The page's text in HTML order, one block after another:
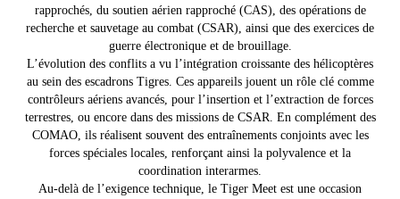
rapprochés, du soutien aérien rapproché (CAS), des opérations de
recherche et sauvetage au combat (CSAR), ainsi que des exercices de
guerre électronique et de brouillage.
L’évolution des conflits a vu l’intégration croissante des hélicoptères
au sein des escadrons Tigres. Ces appareils jouent un rôle clé comme
contrôleurs aériens avancés, pour l’insertion et l’extraction de forces
terrestres, ou encore dans des missions de CSAR. En complément des
COMAO, ils réalisent souvent des entraînements conjoints avec les
forces spéciales locales, renforçant ainsi la polyvalence et la
coordination interarmes.
Au-delà de l’exigence technique, le Tiger Meet est une occasion